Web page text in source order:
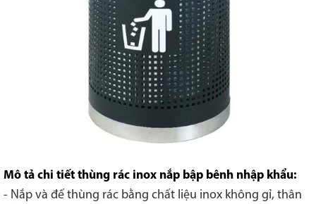
Mô tả chi tiết thùng rác inox nắp bập bênh nhập khẩu:
- Nắp và đế thùng rác bằng chất liệu inox không gỉ, thân